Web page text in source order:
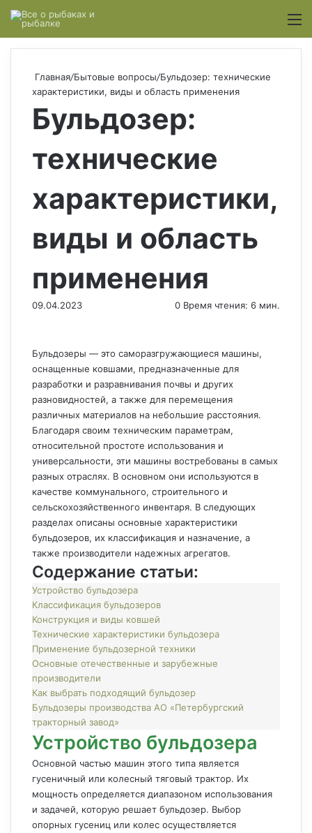
Главная/Бытовые вопросы/Бульдозер: технические
характеристики, виды и область применения
Бульдозер:
технические
характеристики,
виды и область
применения
09.04.2023 0 Время чтения: 6 мин.
Бульдозеры — это саморазгружающиеся машины,
оснащенные ковшами, предназначенные для
разработки и разравнивания почвы и других
разновидностей, а также для перемещения
различных материалов на небольшие расстояния.
Благодаря своим техническим параметрам,
относительной простоте использования и
универсальности, эти машины востребованы в самых
разных отраслях. В основном они используются в
качестве коммунального, строительного и
сельскохозяйственного инвентаря. В следующих
разделах описаны основные характеристики
бульдозеров, их классификация и назначение, а
также производители надежных агрегатов.
Содержание статьи:
Устройство бульдозера
Классификация бульдозеров
Конструкция и виды ковшей
Технические характеристики бульдозера
Применение бульдозерной техники
Основные отечественные и зарубежные
производители
Как выбрать подходящий бульдозер
Бульдозеры производства АО «Петербургский
тракторный завод»
Устройство бульдозера
Основной частью машин этого типа является
гусеничный или колесный тяговый трактор. Их
мощность определяется диапазоном использования
и задачей, которую решает бульдозер. Выбор
опорных гусениц или колес осуществляется